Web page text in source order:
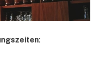
: